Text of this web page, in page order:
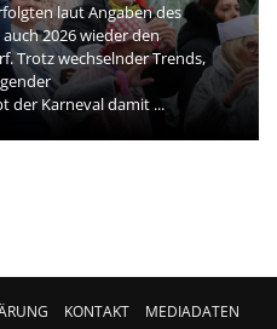
laut Angaben des
2026 wieder den
Trotz wechselnder Trends,
der Karneval damit ...
KONTAKT MEDIADATEN